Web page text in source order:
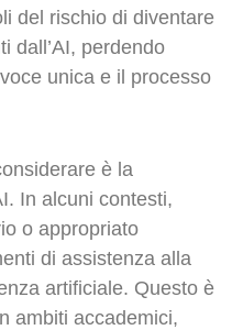
del rischio di diventare
dall’AI, perdendo
unica e il processo
è la
In alcuni contesti,
o appropriato
di assistenza alla
artificiale. Questo è
ambiti accademici,